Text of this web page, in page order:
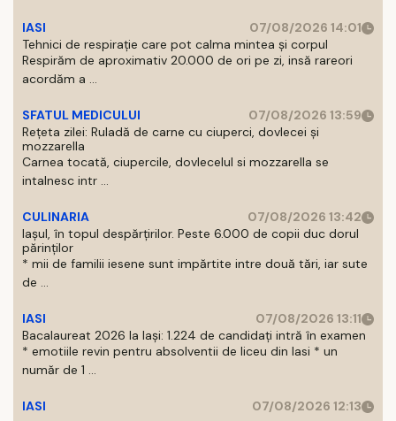
IASI
07/08/2026 14:01
Tehnici de respirație care pot calma mintea și corpul
Respirăm de aproximativ 20.000 de ori pe zi, insă rareori
acordăm a ...
SFATUL MEDICULUI
07/08/2026 13:59
Rețeta zilei: Ruladă de carne cu ciuperci, dovlecei și
mozzarella
Carnea tocată, ciupercile, dovlecelul si mozzarella se
intalnesc intr ...
CULINARIA
07/08/2026 13:42
Iașul, în topul despărțirilor. Peste 6.000 de copii duc dorul
părinților
* mii de familii iesene sunt impărtite intre două tări, iar sute
de ...
IASI
07/08/2026 13:11
Bacalaureat 2026 la Iași: 1.224 de candidați intră în examen
* emotiile revin pentru absolventii de liceu din Iasi * un
număr de 1 ...
IASI 07/08/2026 12:13